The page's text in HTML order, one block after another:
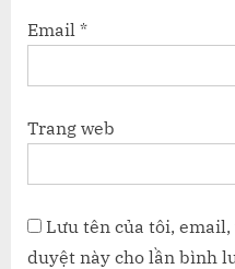
Email *
Trang web
Lưu tên của tôi,
duyệt này cho lần bình